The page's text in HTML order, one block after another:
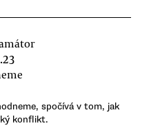
spočívá v tom, jak
konflikt.